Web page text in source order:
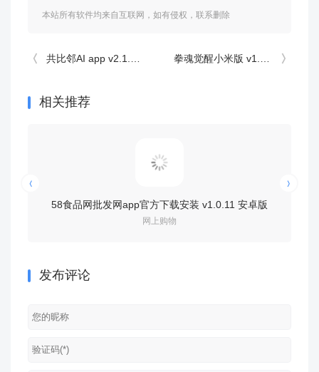
本站所有软件均来自互联网，如有侵权，联系删除
共比邻AI app v2.1.0安卓版 拳魂觉醒小米版 v1.0安卓版
相关推荐
58食品网批发网app官方下载安装 v1.0.11 安卓版
网上购物
发布评论